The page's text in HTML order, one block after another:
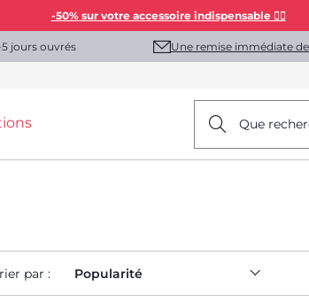
-50% sur votre accessoire indispensable 👯‍♀️
jours ouvrés Une remise immédiate
Que
par : Popularité